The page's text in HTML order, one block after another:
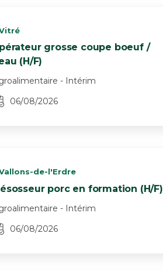
grosse coupe boeuf /
(H/F)
- Intérim
06/08/2026
de-l'Erdre
porc en formation (H/F)
- Intérim
06/08/2026